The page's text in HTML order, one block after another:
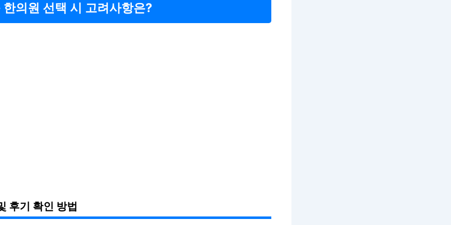
한의원 선택 시 고려사항은?
후기 확인 방법